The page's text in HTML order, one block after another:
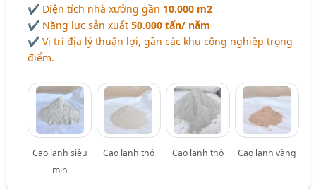
✔ Diện tích nhà xưởng gần 10.000 m2
✔ Năng lực sản xuất50.000 tấn/ năm
✔ Vị trí địa lý thuận lợi, gần các khu công nghiệp trọng
điểm.
Cao lanh siêu
mịn
Cao lanh thô Cao lanh thô Cao lanh vàng